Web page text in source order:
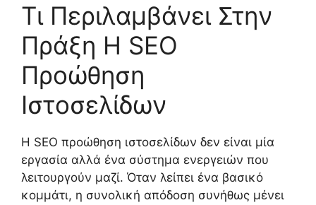
Τι Περιλαμβάνει Στην
Πράξη Η SEO
Προώθηση
Ιστοσελίδων
Η SEO προώθηση ιστοσελίδων δεν είναι μία
εργασία αλλά ένα σύστημα ενεργειών που
λειτουργούν μαζί. Όταν λείπει ένα βασικό
κομμάτι, η συνολική απόδοση συνήθως μένει